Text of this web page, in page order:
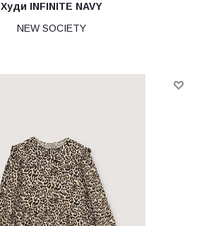
Худи INFINITE NAVY
NEW SOCIETY